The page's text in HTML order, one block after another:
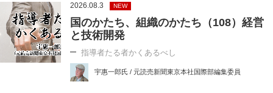
2026.08.3 NEW
国のかたち、組織のかたち（108）経営
と技術開発
指導者たる者かくあるべし
宇惠一郎氏 / 元読売新聞東京本社国際部編集委員